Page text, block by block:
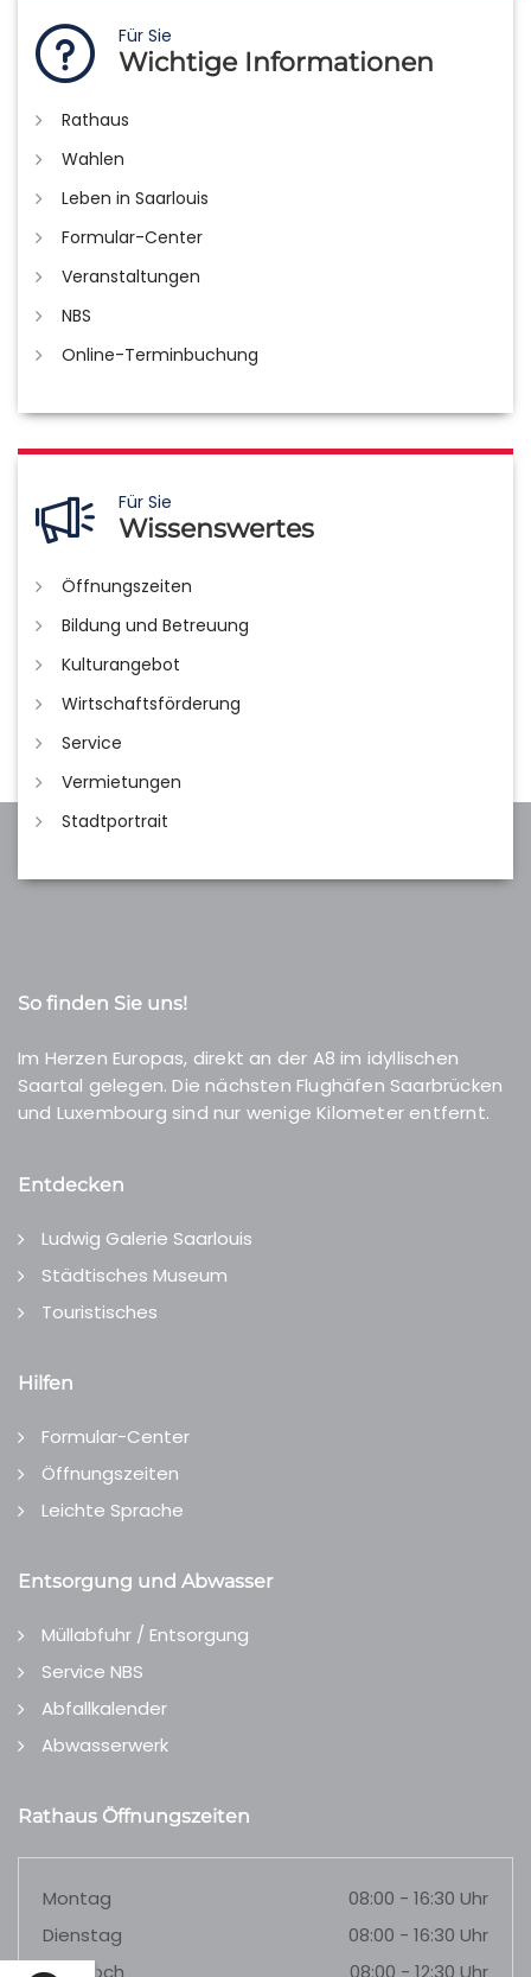
Für Sie
Wichtige Informationen
Rathaus
Wahlen
Leben in Saarlouis
Formular-Center
Veranstaltungen
NBS
Online-Terminbuchung
Für Sie
Wissenswertes
Öffnungszeiten
Bildung und Betreuung
Kulturangebot
Wirtschaftsförderung
Service
Vermietungen
Stadtportrait
So finden Sie uns!
Im Herzen Europas, direkt an der A8 im idyllischen
Saartal gelegen. Die nächsten Flughäfen Saarbrücken
und Luxembourg sind nur wenige Kilometer entfernt.
Entdecken
Ludwig Galerie Saarlouis
Städtisches Museum
Touristisches
Hilfen
Formular-Center
Öffnungszeiten
Leichte Sprache
Entsorgung und Abwasser
Müllabfuhr / Entsorgung
Service NBS
Abfallkalender
Abwasserwerk
Rathaus Öffnungszeiten
Montag
08:00 - 16:30 Uhr
Dienstag
08:00 - 16:30 Uhr
Mittwoch
08:00 - 12:30 Uhr